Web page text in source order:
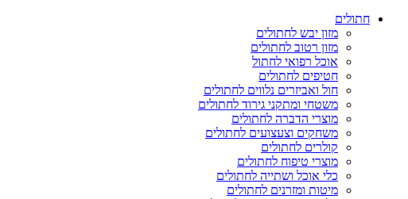
חתולים
מזון יבש לחתולים
מזון רטוב לחתולים
אוכל רפואי לחתול
חטיפים לחתולים
חול ואביזרים נלווים לחתולים
משטחי ומתקני גירוד לחתולים
מוצרי הדברה לחתולים
משחקים וצעצועים לחתולים
קולרים לחתולים
מוצרי טיפוח לחתולים
כלי אוכל ושתייה לחתולים
מיטות ומזרנים לחתולים